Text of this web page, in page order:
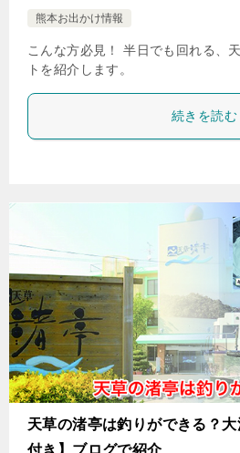
熊本お出かけ情報
こんな方必見！ 半日でも回れる、
トを紹介します。
続きを読む
天草の渚亭は釣りができる？
付き】ブログで紹介